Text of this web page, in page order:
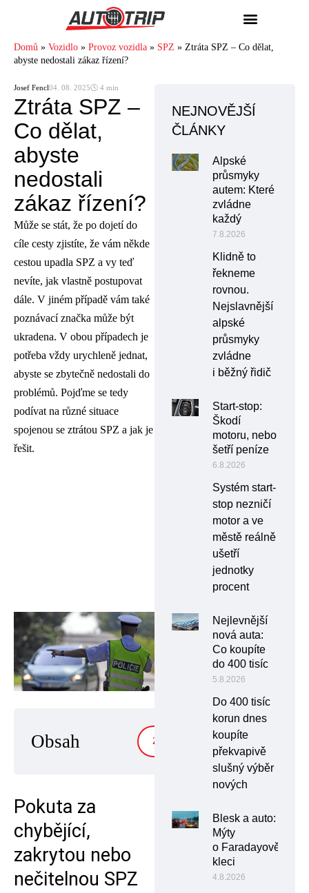
Domů » Vozidlo » Provoz vozidla » SPZ » Ztráta SPZ – Co dělat,
abyste nedostali zákaz řízení?
Josef Fencl04. 08. 2025🕓 4 min
Ztráta SPZ –
Co dělat,
abyste
nedostali
zákaz řízení?
Může se stát, že po dojetí do
cíle cesty zjistíte, že vám někde
cestou upadla SPZ a vy teď
nevíte, jak vlastně postupovat
dále. V jiném případě vám také
poznávací značka může být
ukradena. V obou případech je
potřeba vždy urychleně jednat,
abyste se zbytečně nedostali do
problémů. Pojďme se tedy
podívat na různé situace
spojenou se ztrátou SPZ a jak je
řešit.
Obsah ZOBRAZIT
Pokuta za
chybějící,
zakrytou nebo
nečitelnou SPZ
NEJNOVĚJŠÍ
ČLÁNKY
Alpské
průsmyky
autem: Které
zvládne
každý
7.8.2026
Klidně to
řekneme
rovnou.
Nejslavnější
alpské
průsmyky
zvládne
i běžný řidič
Start-stop:
Škodí
motoru, nebo
šetří peníze
6.8.2026
Systém start-
stop nezničí
motor a ve
městě reálně
ušetří
jednotky
procent
Nejlevnější
nová auta:
Co koupíte
do 400 tisíc
5.8.2026
Do 400 tisíc
korun dnes
koupíte
překvapivě
slušný výběr
nových
Blesk a auto:
Mýty
o Faradayově
kleci
4.8.2026